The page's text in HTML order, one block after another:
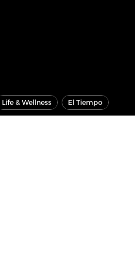
Life & Wellness El Tiempo